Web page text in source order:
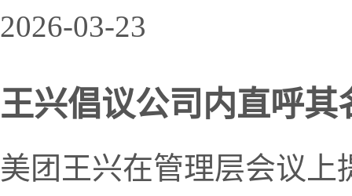
2026-03-23
王兴倡议公司内直呼其
美团王兴在管理层会议上